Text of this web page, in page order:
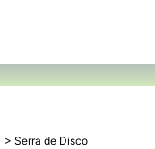
> Serra de Disco